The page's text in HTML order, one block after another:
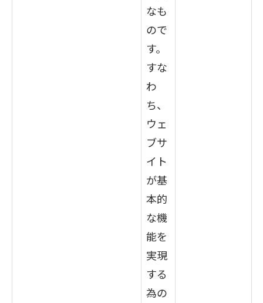
なも
ので
す。
すな
わ
ち、
ウェ
ブサ
イト
が基
本的
な機
能を
実現
する
為の